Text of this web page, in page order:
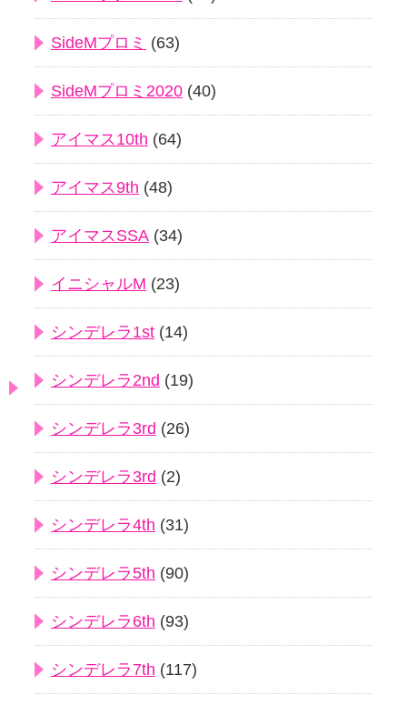
SideMプロミ (63)
SideMプロミ2020 (40)
アイマス10th (64)
アイマス9th (48)
アイマスSSA (34)
イニシャルM (23)
シンデレラ1st (14)
シンデレラ2nd (19)
シンデレラ3rd (26)
シンデレラ3rd (2)
シンデレラ4th (31)
シンデレラ5th (90)
シンデレラ6th (93)
シンデレラ7th (117)